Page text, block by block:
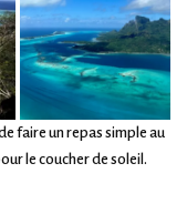
faire un repas simple au
le coucher de soleil.